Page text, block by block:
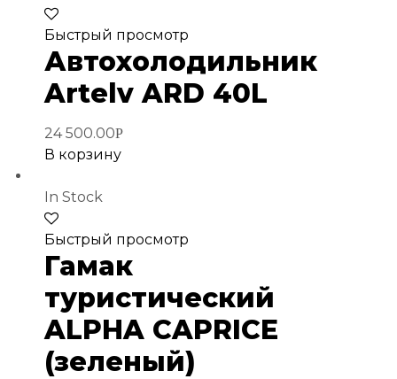
в
избранное
Быстрый просмотр
Автохолодильник
Artelv ARD 40L
24 500.00Р
В корзину
In Stock
в
избранное
Быстрый просмотр
Гамак
туристический
ALPHA CAPRICE
(зеленый)